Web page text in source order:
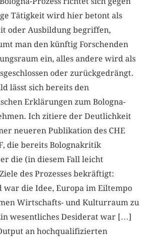
Tätigkeit wird hier betont als
oder Ausbildung begriffen,
man den künftig Forschenden
ein, alles andere wird als
oder zurückgedrängt.
lässt sich bereits den
Erklärungen zum Bologna-
Ich zitiere der Deutlichkeit
neueren Publikation des CHE
die bereits Bolognakritik
die (in diesem Fall leicht
des Prozesses bekräftigt:
war die Idee, Europa im Eiltempo
Wirtschafts- und Kulturraum zu
wesentliches Desiderat war […]
an hochqualifizierten